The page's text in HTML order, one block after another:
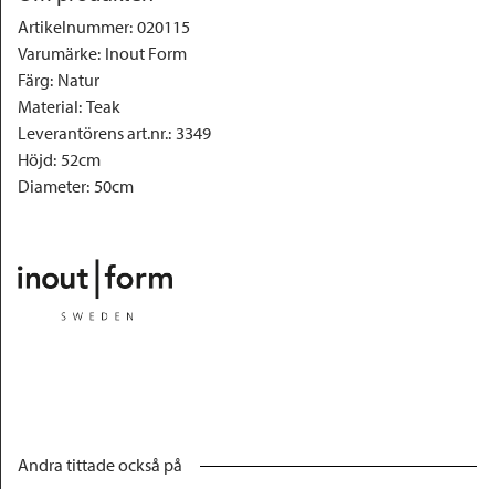
Artikelnummer: 020115
Varumärke: Inout Form
Färg: Natur
Material: Teak
Leverantörens art.nr.: 3349
Höjd: 52cm
Diameter: 50cm
Andra tittade också på